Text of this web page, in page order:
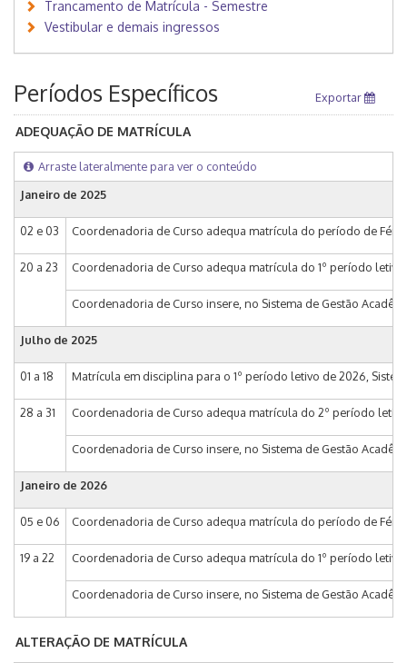
Trancamento de Matrícula - Semestre
Vestibular e demais ingressos
Períodos Específicos Exportar
ADEQUAÇÃO DE MATRÍCULA
Arraste lateralmente para ver o conteúdo
Janeiro de 2025
02 e 03 Coordenadoria de Curso adequa matrícula do período de
20 a 23 Coordenadoria de Curso adequa matrícula do 1º período
Coordenadoria de Curso insere, no Sistema de Gestão
Julho de 2025
01 a 18 Matrícula em disciplina para o 1º período letivo de 2026,
28 a 31 Coordenadoria de Curso adequa matrícula do 2º período
Coordenadoria de Curso insere, no Sistema de Gestão
Janeiro de 2026
05 e 06 Coordenadoria de Curso adequa matrícula do período de
19 a 22 Coordenadoria de Curso adequa matrícula do 1º período
Coordenadoria de Curso insere, no Sistema de Gestão
ALTERAÇÃO DE MATRÍCULA